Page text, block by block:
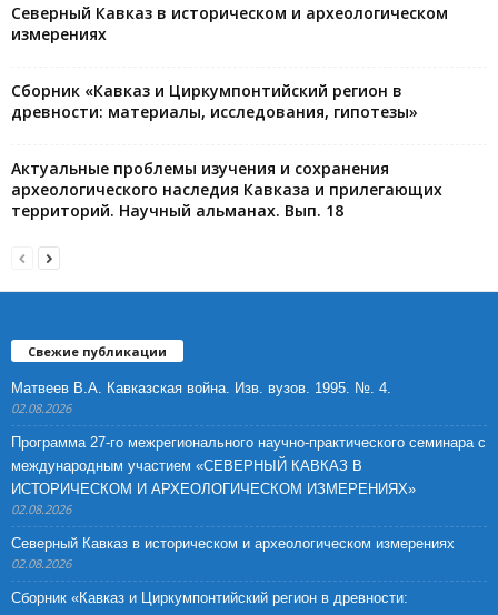
Северный Кавказ в историческом и археологическом
измерениях
Сборник «Кавказ и Циркумпонтийский регион в
древности: материалы, исследования, гипотезы»
Актуальные проблемы изучения и сохранения
археологического наследия Кавказа и прилегающих
территорий. Научный альманах. Вып. 18
Свежие публикации
Матвеев В.А. Кавказская война. Изв. вузов. 1995. №. 4.
02.08.2026
Программа 27-го межрегионального научно-практического семинара с
международным участием «СЕВЕРНЫЙ КАВКАЗ В
ИСТОРИЧЕСКОМ И АРХЕОЛОГИЧЕСКОМ ИЗМЕРЕНИЯХ»
02.08.2026
Северный Кавказ в историческом и археологическом измерениях
02.08.2026
Сборник «Кавказ и Циркумпонтийский регион в древности: